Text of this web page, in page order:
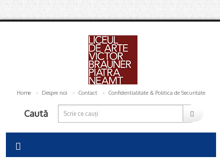
Home Despre noi Contact Confidentialitate & Politica de Securitate
Caută